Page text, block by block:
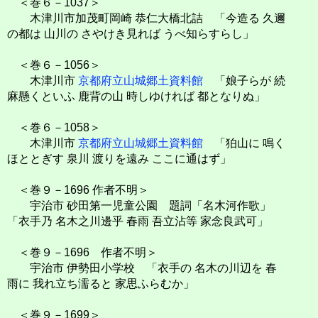
木津川市加茂町岡崎 恭仁大橋北詰 「今造る 久邇
の都は 山川の さやけき見れば うべ知らすらし」
＜巻６－1056＞
木津川市 京都府立山城郷土資料館 「娘子らが 続
麻懸くといふ 鹿背の山 時しゆければ 都となりぬ」
＜巻６－1058＞
木津川市 京都府立山城郷土資料館 「狛山に 鳴く
ほととぎす 泉川 渡りを遠み ここに通はず」
＜巻９－1696 作者不明＞
宇治市 砂田第一児童公園 題詞「名木河作歌」
「衣手乃 名木之川邊乎 春雨 吾立沾等 家念良武可」
＜巻９－1696 作者不明＞
宇治市 伊勢田小学校 「衣手の 名木の川辺を 春
雨に 我れ立ち濡ると 家思ふらむか」
＜巻９－1699＞